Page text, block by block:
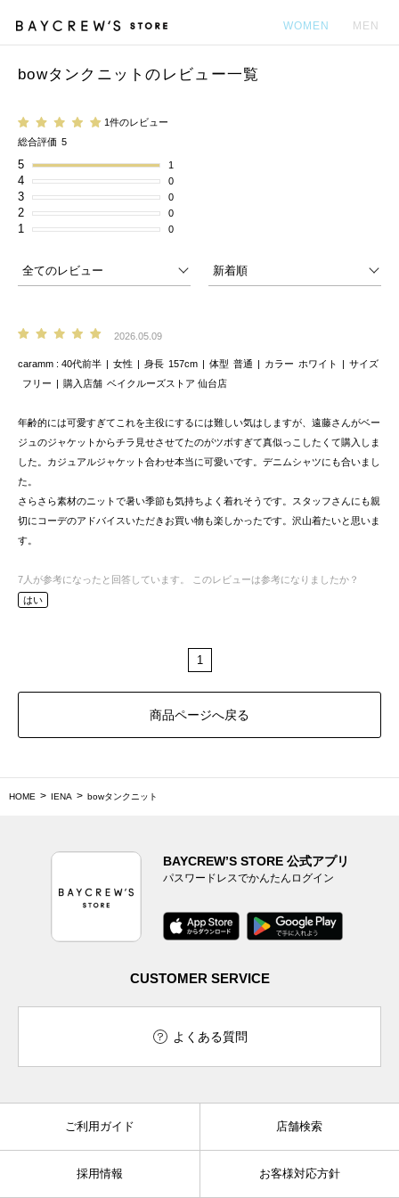
WOMEN MEN
bowタンクニットのレビュー一覧
1件のレビュー
総合評価 5
5 1
4 0
3 0
2 0
1 0
2026.05.09
caramm 40代前半 女性 身長 157cm 体型 普通 カラー ホワイト
サイズ
フリー
購入店舗 ベイクルーズストア 仙台店
年齢的には可愛すぎてこれを主役にするには難しい気はしますが、遠藤さんがベー
ジュのジャケットからチラ見せさせてたのがツボすぎて真似っこしたくて購入しま
した。カジュアルジャケット合わせ本当に可愛いです。デニムシャツにも合いまし
た。
さらさら素材のニットで暑い季節も気持ちよく着れそうです。スタッフさんにも親
切にコーデのアドバイスいただきお買い物も楽しかったです。沢山着たいと思いま
す。
7 人が参考になったと回答しています。
このレビューは参考になりましたか？
はい
1
商品ページへ戻る
HOME IENA bowタンクニット
BAYCREW’S STORE 公式アプリ
パスワードレスでかんたんログイン
CUSTOMER SERVICE
よくある質問
ご利用ガイド 店舗検索
採用情報 お客様対応方針